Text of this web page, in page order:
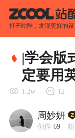
打开站酷，发现更好的设
|学会版
定要用
1.2w 12
周妙妍
创作 69